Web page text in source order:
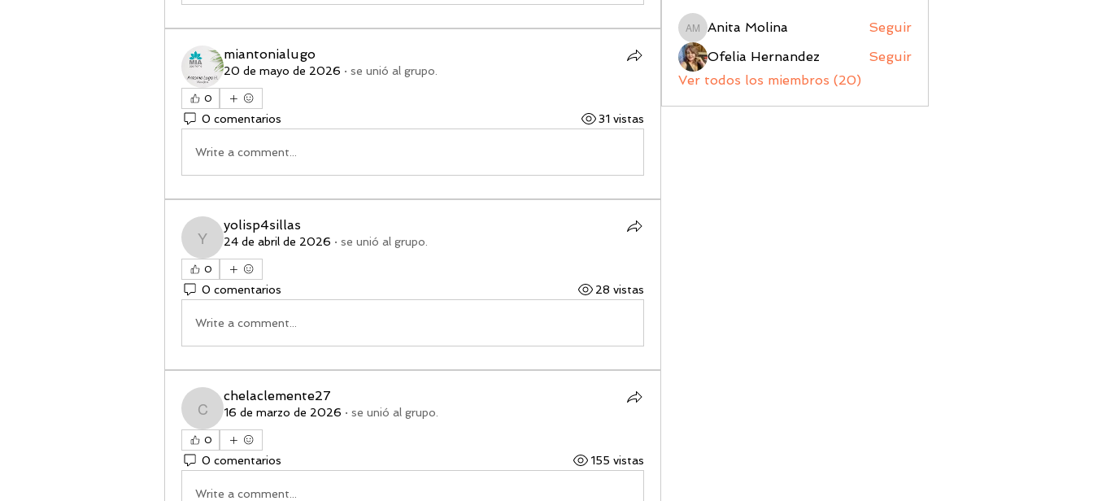
miantonialugo
20 de mayo de 2026 · se unió al grupo.
0
0 comentarios 31 vistas
Write a comment...
yolisp4sillas
yolisp4sillas
24 de abril de 2026 · se unió al grupo.
0
0 comentarios 28 vistas
Write a comment...
chelaclemente27
chelaclemente27
16 de marzo de 2026 · se unió al grupo.
0
0 comentarios 155 vistas
Write a comment...
Anita Molina
Anita Molina
Seguir
Ofelia Hernandez
Seguir
Ver todos los miembros (20)